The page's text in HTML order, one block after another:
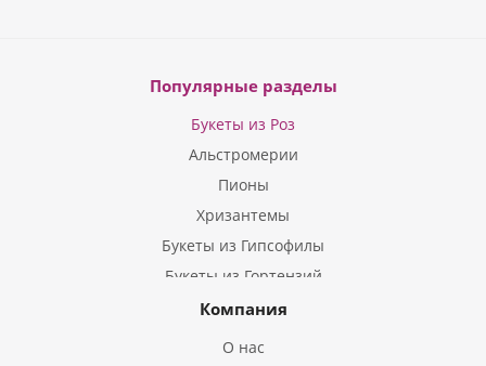
Популярные разделы
Букеты из Роз
Альстромерии
Пионы
Хризантемы
Букеты из Гипсофилы
Букеты из Гортензий
Букеты из Ирисов
Компания
О нас